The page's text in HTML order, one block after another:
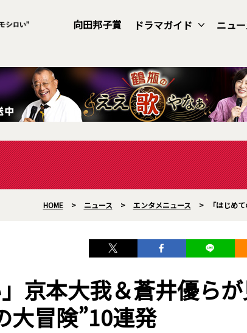
向田邦子賞 ドラマガイド ニュ
HOME > ニュース > エンタメニュース > 「はじめ
京本大我＆蒼井優ら
大冒険”10連発